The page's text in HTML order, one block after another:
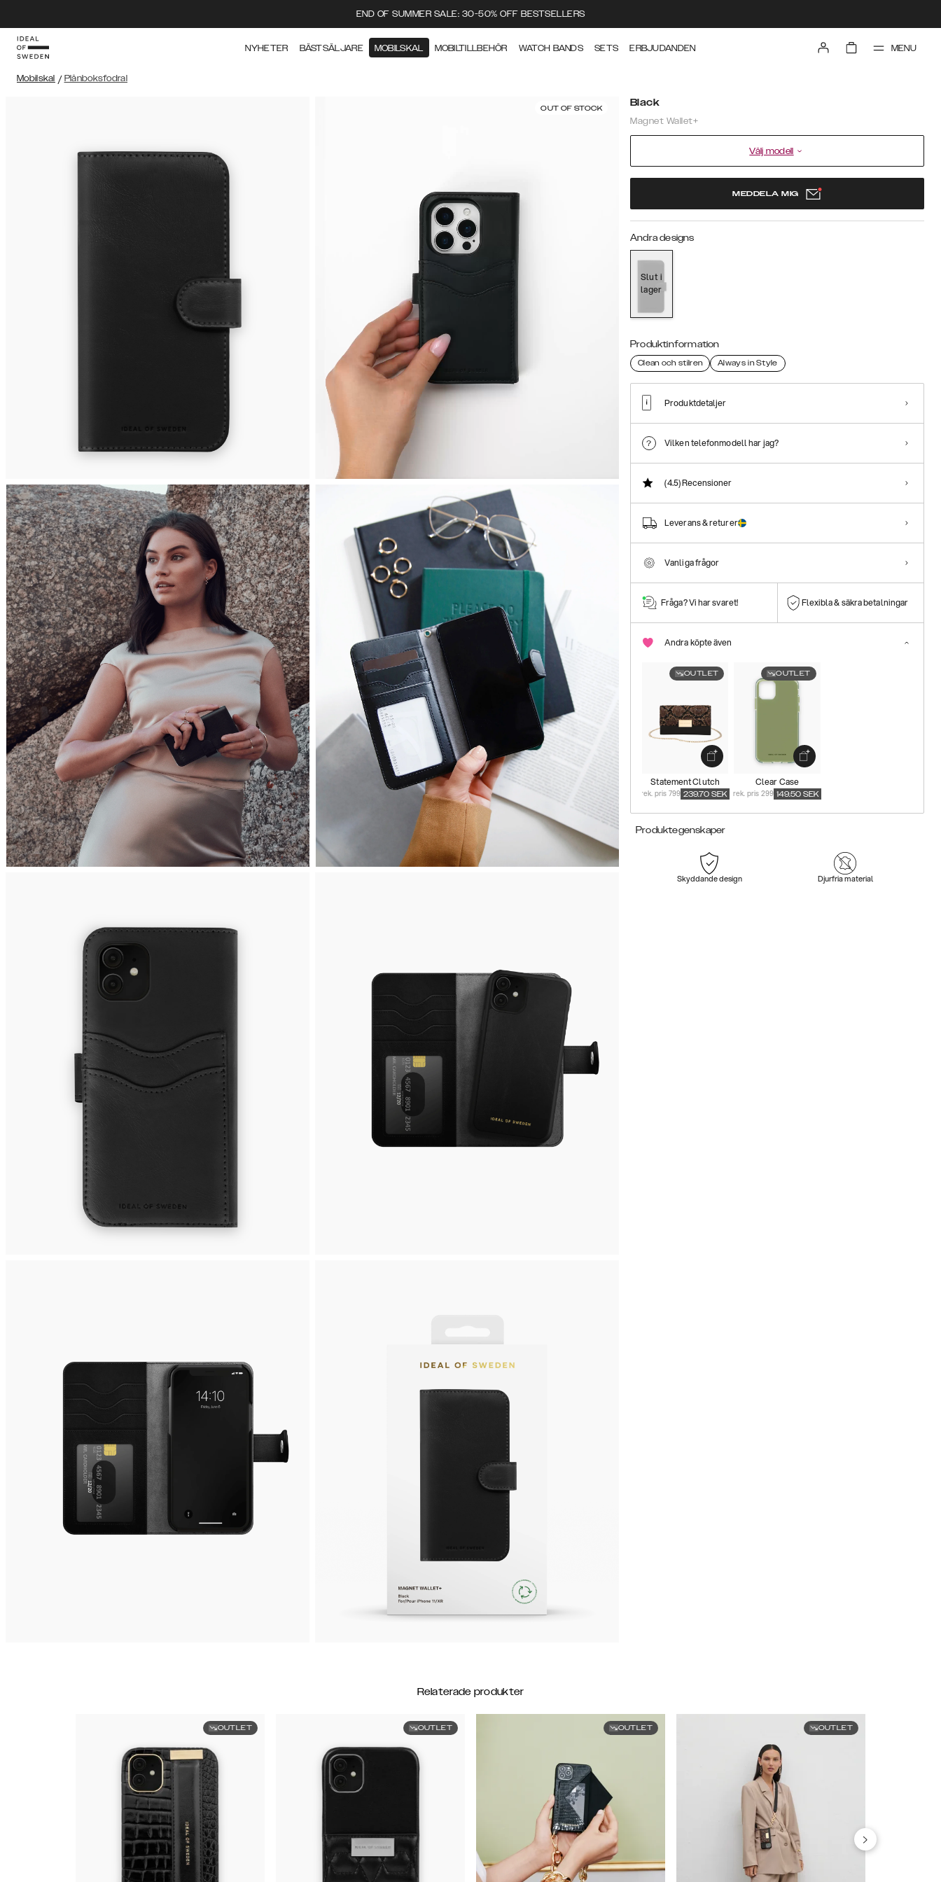
END OF SUMMER SALE: 30-50% OFF BESTSELLERS
NYHETER BÄSTSÄLJARE MOBILSKAL MOBILTILLBEHÖR WATCH BANDS SETS ERBJUDANDEN MENU
Mobilskal / Plånboksfodral
OUT OF STOCK Black
Magnet Wallet+
Välj modell
MEDDELA MIG
Andra designs
Slut i
lager
Produktinformation
Clean och stilren Always in Style
Produktdetaljer
Vilken telefonmodell har jag?
(4.5)Recensioner
Leverans & returer
Vanliga frågor
Fråga? Vi har svaret! Flexibla & säkra betalningar
Andra köpte även
OUTLET
Statement Clutch
rek. pris 799 239.70 SEK
OUTLET
Clear Case
rek. pris 299 149.50 SEK
Produktegenskaper
Skyddande design Djurfria material
Relaterade produkter
OUTLET OUTLET OUTLET OUTLET